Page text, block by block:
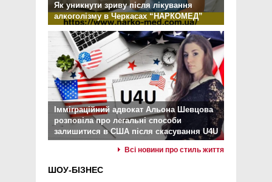
Як уникнути зриву після лікування
алкоголізму в Черкасах “НАРКОМЕД”
Імміграційний адвокат Альона Шевцова
розповіла про легальні способи
залишитися в США після скасування U4U
Всі новини про стиль життя
ШОУ-БІЗНЕС